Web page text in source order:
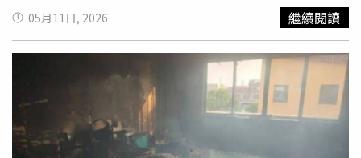
認為想參與市場，用增貸拿一部分錢出來，設好停點、控制
風險，但不建議賣房All in股市。他說：「增貸已經是賭
了，別連家都押下去。為自己留一條後路，別讓股票跌了之
嘆：歷史給過答案、但市場從不記得台股過熱在玩火 ？ 謝
金河搖頭：是全球半導體在衝浪金融三業大豐收！ 首季狂
賺3710億元 創歷年同期新高
場反轉，股房雙崩，恐將引爆本土金融風暴，後果不容小
覷。李同榮指出，2025年至2026年間，尤其是公股銀行體
系，為因應央行對不動產放款集中度的控管，消金授信策略
已逐漸轉向「理財型房貸」與「信用貸款」。所謂理財型房
貸，就是將已償還的房貸本金，再轉化成可隨時動用的額
度，讓有房族能夠靈活調度資金。理論上，此類產品可作為
資金周轉工具，但目前市場現象卻是，大量資金流向本土股
市，形成另類金融槓桿。股房四大警訊：房市剛需被延後、
05月11日, 2026 繼續閱讀